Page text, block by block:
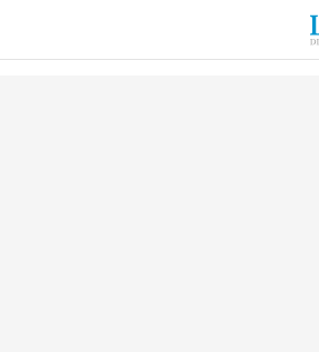
BIERZO SUCESOS